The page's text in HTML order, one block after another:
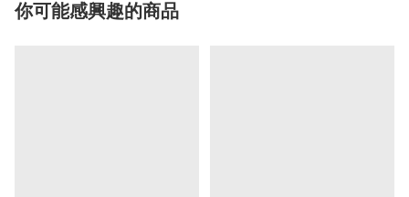
你可能感興趣的商品